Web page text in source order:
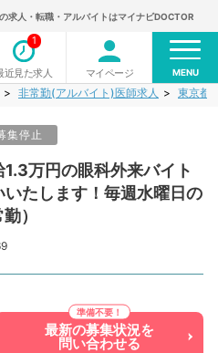
求人・転職・アルバイトはマイナビDOCTOR
近見た求人
1
マイページ MENU
非常勤(アルバイト)医師求人 東京都
集停止
万円の眼科外来バイト
たします！毎週水曜日の
）
最新の募集状況を
問い合わせる